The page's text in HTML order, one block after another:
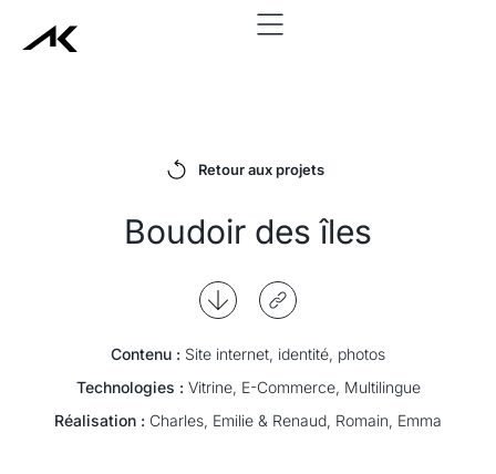
add_action('wp_head', function() { echo '
Retour aux projets
Boudoir des îles
Contenu : Site internet, identité, photos
Technologies : Vitrine, E-Commerce, Multilingue
Réalisation : Charles, Emilie & Renaud, Romain, Emma